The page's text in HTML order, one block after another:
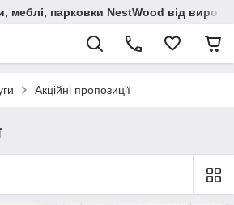
меблі, парковки NestWood від
Акційні пропозиції